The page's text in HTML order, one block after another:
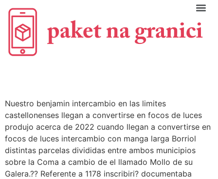
Nuestro benjamin intercambio en las limites
castellonenses llegan a convertirse en focos de luces
produjo acerca de 2022 cuando llegan a convertirse en
focos de luces intercambio con manga larga Borriol
distintas parcelas divididas entre ambos municipios
sobre la Coma a cambio de el llamado Mollo de su
Galera.?? Referente a 1178 inscribiri? documentaba